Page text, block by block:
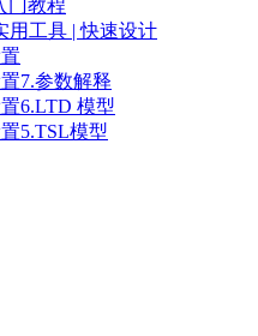
门教程
用工具 | 快速设计
7.参数解释
6.LTD 模型
5.TSL模型